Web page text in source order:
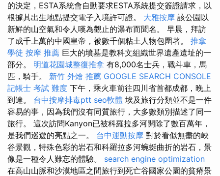
的決定，ESTA系統會自動要求ESTA系統提交簽證請求，以
根據其出生地點提交電子入境許可證。 大雅按摩 該公園以
新鮮的山空氣和令人嘆為觀止的瀑布而聞名。 早晨，拜訪
了成千上萬的中國皇帝，被數千個粘土人物包圍著。 推拿
學徒 按摩 推薦 巨大的墳墓是教科文組織世界遺產遺址的一
部分。 明道花園城整復推拿 有8,000名士兵，戰斗車，馬
匹，騎手。 新竹 外燴 推薦 GOOGLE SEARCH CONSOLE
記帳士 考試 難度 下午，乘火車前往四川省首都成都，晚上
到達。 台中按摩排毒ptt seo軟體 埃及旅行分類並不是一件
容易的事，因為我們沒有同質旅行，大多數類別描述了同一
旅行。 這次訪問Kanyon已被科羅拉多河開除了數百萬年，
是我們巡遊的亮點之一。 台中運動按摩 對於看似無盡的峽
谷景觀，特殊色彩的岩石和科羅拉多河蜿蜒曲折的岩石，景
像是一種令人難忘的體驗。 search engine optimization
在高山山脈和沙漠地區之間旅行到死亡谷國家公園的貧瘠景